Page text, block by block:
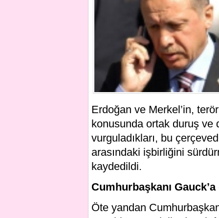
Erdoğan ve Merkel’in,
konusunda ortak duruş ve
vurguladıkları, bu
arasındaki işbirliğini
kaydedildi.
Cumhurbaşkanı
Öte yandan